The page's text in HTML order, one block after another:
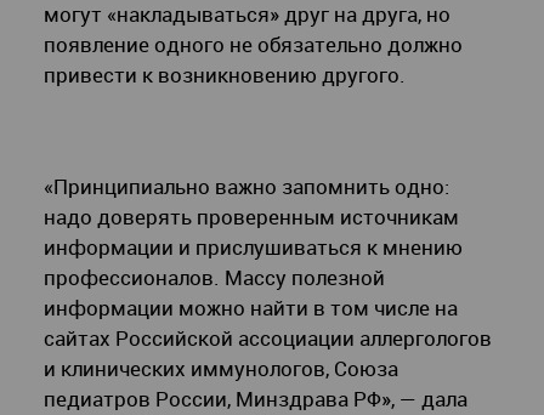
могут «накладываться» друг на друга, но
появление одного не обязательно должно
привести к возникновению другого.
«Принципиально важно запомнить одно:
надо доверять проверенным источникам
информации и прислушиваться к мнению
профессионалов. Массу полезной
информации можно найти в том числе на
сайтах Российской ассоциации аллергологов
и клинических иммунологов, Союза
педиатров России, Минздрава РФ», — дала